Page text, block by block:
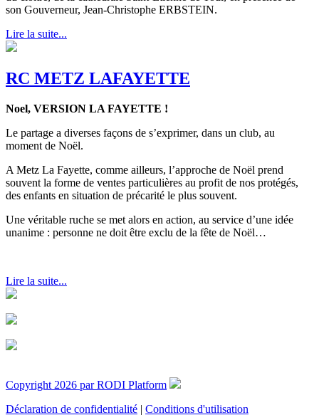
son Gouverneur, Jean-Christophe ERBSTEIN.
Lire la suite...
RC METZ LAFAYETTE
Noel, VERSION LA FAYETTE !
Le partage a diverses façons de s’exprimer, dans un club, au
moment de Noël.
A Metz La Fayette, comme ailleurs, l’approche de Noël prend
souvent la forme de ventes particulières au profit de nos protégés,
des enfants en situation de précarité le plus souvent.
Une véritable ruche se met alors en action, au service d’une idée
unanime : personne ne doit être exclu de la fête de Noël…
Lire la suite...
Copyright 2026 par RODI Platform
Déclaration de confidentialité | Conditions d'utilisation